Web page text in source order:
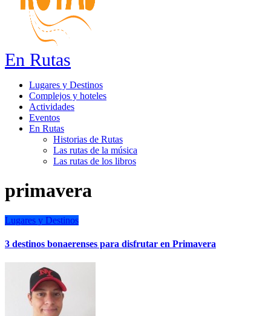
En Rutas
Lugares y Destinos
Complejos y hoteles
Actividades
Eventos
En Rutas
Historias de Rutas
Las rutas de la música
Las rutas de los libros
primavera
Lugares y Destinos
3 destinos bonaerenses para disfrutar en Primavera